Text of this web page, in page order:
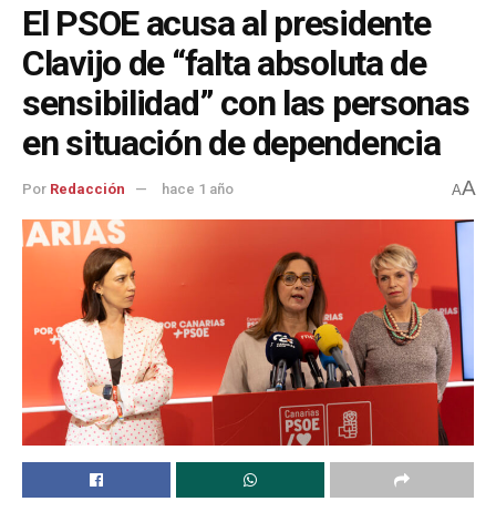
El PSOE acusa al presidente
Clavijo de “falta absoluta de
sensibilidad” con las personas
en situación de dependencia
Por Redacción hace 1 año AA